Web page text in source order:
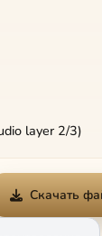
layer 2/3)
Скачать